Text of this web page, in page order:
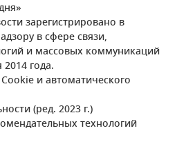
зарегистрировано в
в сфере связи,
и массовых коммуникаций
года.
и автоматического
(ред. 2023 г.)
технологий